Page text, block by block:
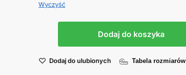
Wyczyść
Dodaj do koszyka
Dodaj do ulubionych Tabela rozmiarów